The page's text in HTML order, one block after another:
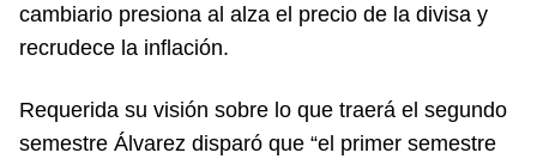
cambiario presiona al alza el precio de la divisa y
recrudece la inflación.
Requerida su visión sobre lo que traerá el segundo
semestre Álvarez disparó que “el primer semestre